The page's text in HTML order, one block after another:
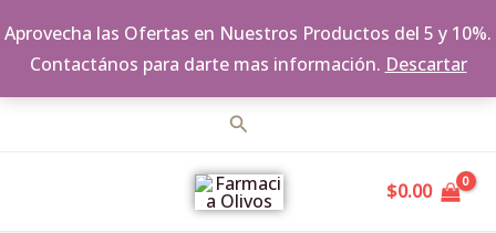
Aprovecha las Ofertas en Nuestros Productos del 5 y 10%.
Contactános para darte mas información. Descartar
Buscar
$0.00